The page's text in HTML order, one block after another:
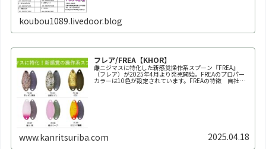
koubou1089.livedoor.blog
フレア/FREA【KHOR】
雌ニジマスに特化した新感覚操作系スプーン『FREA』
（フレア）が2025年4月より発売開始。FREAのプロパー
カラーは10色が設定されています。FREAの特徴 自社養
www.kanritsuriba.com 2025.04.18